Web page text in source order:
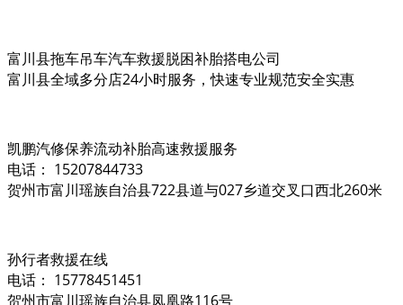
富川县拖车吊车汽车救援脱困补胎搭电公司
富川县全域多分店24小时服务，快速专业规范安全实惠
凯鹏汽修保养流动补胎高速救援服务
电话： 15207844733
贺州市富川瑶族自治县722县道与027乡道交叉口西北260米
孙行者救援在线
电话： 15778451451
贺州市富川瑶族自治县凤凰路116号